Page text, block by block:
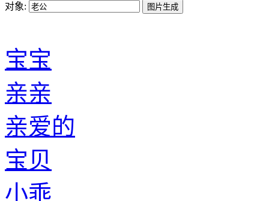
对象:
宝宝
亲亲
亲爱的
宝贝
小乖